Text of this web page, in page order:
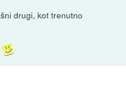
drugi, kot trenutno